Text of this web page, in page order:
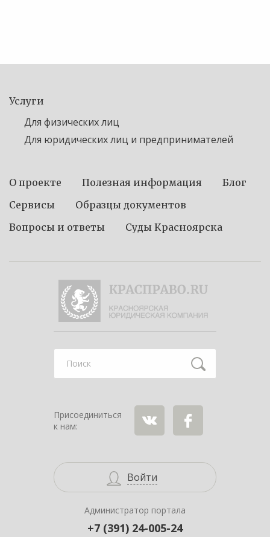
Услуги
Для физических лиц
Для юридических лиц и предпринимателей
О проекте Полезная информация
Блог
Сервисы
Образцы документов
Вопросы и ответы
Суды Красноярска
Присоединиться
к нам:
Войти
Администратор портала
+7 (391) 24-005-24